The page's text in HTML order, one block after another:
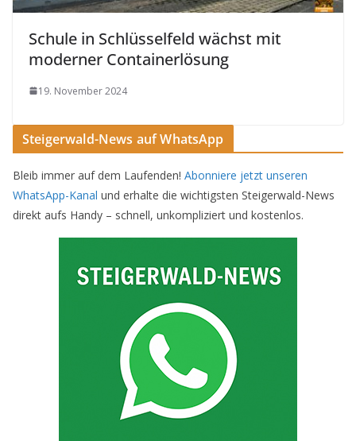
Schule in Schlüsselfeld wächst mit
moderner Containerlösung
19. November 2024
Steigerwald-News auf WhatsApp
Bleib immer auf dem Laufenden! Abonniere jetzt unseren
WhatsApp-Kanal und erhalte die wichtigsten Steigerwald-News
direkt aufs Handy – schnell, unkompliziert und kostenlos.